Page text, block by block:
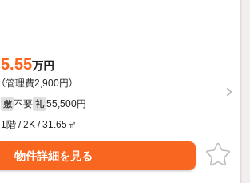
5.55万円
（管理費2,900円）
敷 不要 礼 55,500円
1階 / 2K / 31.65㎡
物件詳細を見る